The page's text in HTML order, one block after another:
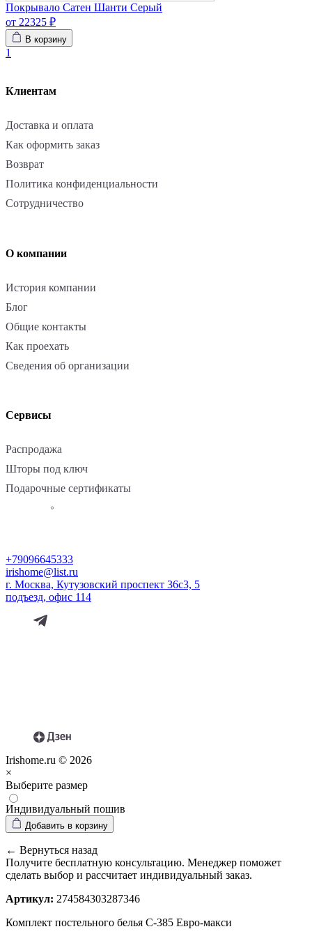
Покрывало Сатен Шанти Серый
от 22325 ₽
В корзину
1
Клиентам
Доставка и оплата
Как оформить заказ
Возврат
Политика конфиденциальности
Сотрудничество
О компании
История компании
Блог
Общие контакты
Как проехать
Сведения об организации
Сервисы
Распродажа
Шторы под ключ
Подарочные сертификаты
+79096645333
irishome@list.ru
г. Москва, Кутузовский проспект 36с3, 5
подъезд, офис 114
Irishome.ru © 2026
×
Выберите размер
Индивидуальный пошив
Добавить в корзину
← Вернуться назад
Получите бесплатную консультацию. Менеджер поможет
сделать выбор и рассчитает индивидуальный заказ.
Артикул: 274584303287346
Комплект постельного белья С-385 Евро-макси